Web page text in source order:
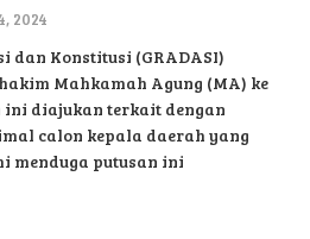
2024
dan Konstitusi (GRADASI)
Mahkamah Agung (MA) ke
diajukan terkait dengan
calon kepala daerah yang
menduga putusan ini